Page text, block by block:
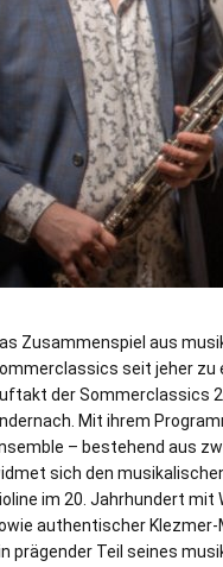
Zusammenspiel aus
seit jeher zu
der Sommerclassics
Mit ihrem
– bestehend aus
sich den
im 20. Jahrhundert mit
authentischer Klezmer-
prägender Teil seines